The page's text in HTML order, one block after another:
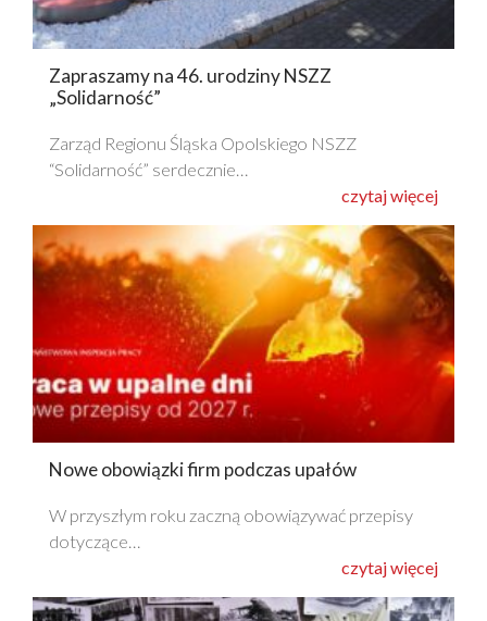
Zapraszamy na 46. urodziny NSZZ
„Solidarność”
Zarząd Regionu Śląska Opolskiego NSZZ
“Solidarność” serdecznie…
czytaj więcej
Nowe obowiązki firm podczas upałów
W przyszłym roku zaczną obowiązywać przepisy
dotyczące…
czytaj więcej